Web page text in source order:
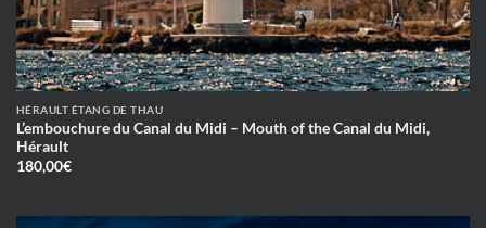
HÉRAULT ÉTANG DE THAU
L’embouchure du Canal du Midi – Mouth of the Canal du Midi,
Hérault
180,00€